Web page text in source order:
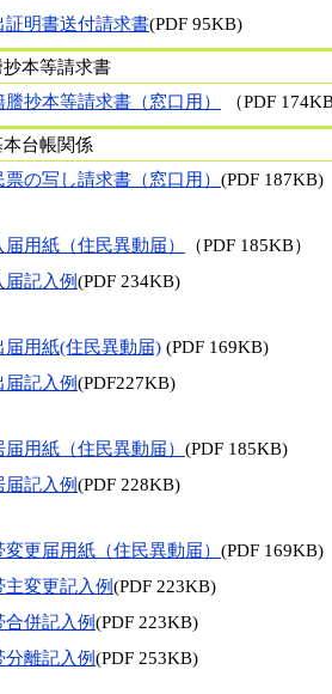
証明書送付請求書(PDF 95KB)
抄本等請求書
謄抄本等請求書（窓口用）
（PDF 174KB
台帳関係
票の写し請求書（窓口用） (PDF 187KB)
届用紙（住民異動届）
（PDF 185KB）
届記入例(PDF 234KB)
届用紙(住民異動届) (PDF 169KB)
届記入例(PDF227KB)
届用紙（住民異動届） (PDF 185KB)
届記入例(PDF 228KB)
変更届用紙（住民異動届） (PDF 169KB)
主変更記入例(PDF 223KB)
合併記入例(PDF 223KB)
分離記入例(PDF 253KB)